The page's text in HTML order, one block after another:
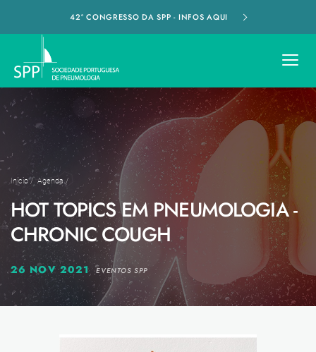
42º CONGRESSO DA SPP - INFOS AQUI
Início/ Agenda/
HOT TOPICS EM PNEUMOLOGIA -
CHRONIC COUGH
26 NOV 2021 EVENTOS SPP